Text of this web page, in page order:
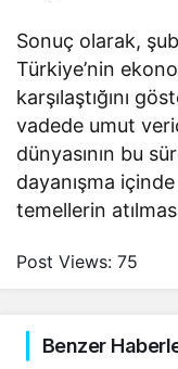
Sonuç olarak,
Türkiye’nin
karşılaştığını
vadede umut
dünyasının bu
dayanışma
temellerin
Post Views: 75
Benzer